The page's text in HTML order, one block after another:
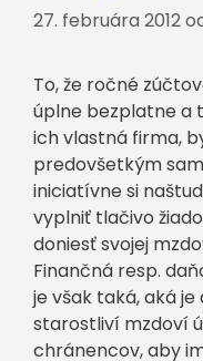
27. februára 2012
To, že ročné
úplne bezplatne a
ich vlastná firma,
predovšetkým
iniciatívne si
vyplniť tlačivo
doniesť svojej
Finančná resp.
je však taká, aká
starostliví mzdoví
chránencov, aby